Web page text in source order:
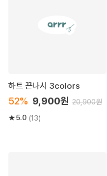
하트 끈나시 3colors
52% 9,900원 20,900원
5.0 (13)